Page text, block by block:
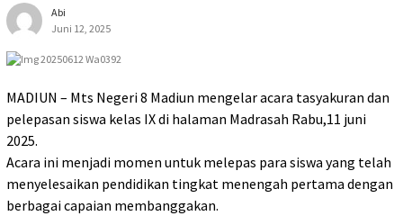
Abi
Juni 12, 2025
MADIUN – Mts Negeri 8 Madiun mengelar acara tasyakuran dan
pelepasan siswa kelas IX di halaman Madrasah Rabu,11 juni
2025.
Acara ini menjadi momen untuk melepas para siswa yang telah
menyelesaikan pendidikan tingkat menengah pertama dengan
berbagai capaian membanggakan.